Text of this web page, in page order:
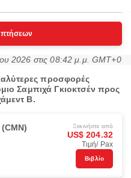
πτήσεων
2026 στις 08:42 μ.μ. GMT+0
προσφορές
Σαμπιχά Γκιοκτσέν προς
Β.
Ξεκινήστε από
US$ 204.32
Τιμή/ Pax
Βιβλίο